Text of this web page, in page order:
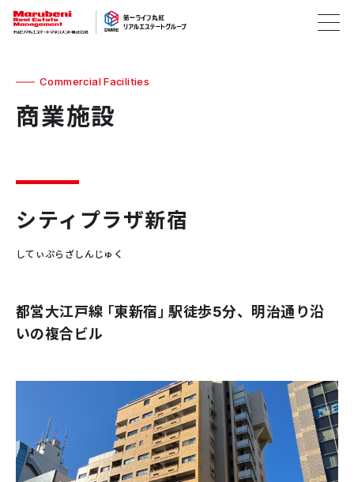
Commercial Facilities
商業施設
シティプラザ新宿
してぃぷらざしんじゅく
都営大江戸線「東新宿」駅徒歩5分、明治通り沿
いの複合ビル